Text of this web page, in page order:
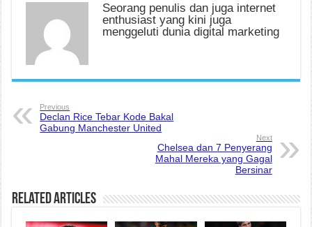
Seorang penulis dan juga internet
enthusiast yang kini juga
menggeluti dunia digital marketing
Previous
Declan Rice Tebar Kode Bakal
Gabung Manchester United
Next
Chelsea dan 7 Penyerang
Mahal Mereka yang Gagal
Bersinar
Related Articles